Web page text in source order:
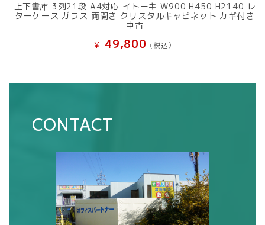
上下書庫 3列21段 A4対応 イトーキ W900 H450 H2140 レ
ターケース ガラス 両開き クリスタルキャビネット カギ付き
中古
¥ 49,800 (税込）
CONTACT